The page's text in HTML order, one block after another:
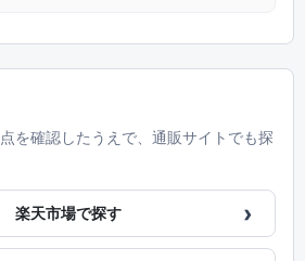
を確認したうえで、通販サイトでも探
楽天市場で探す ›